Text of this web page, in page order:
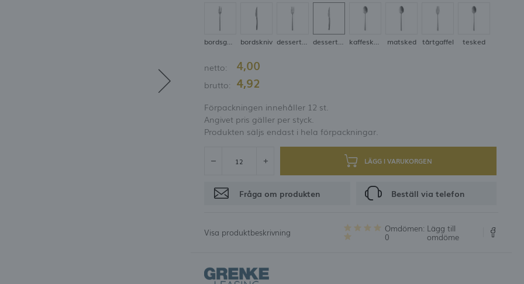
ingen anledning att ange dina uppgifter vid framtida köp
möjlighet att få rabatter och rabattkoder
REGISTRERING
bordsgaffel bordskniv dessertgaffel dessertkniv kaffesked matsked tårtgaffel tesked
netto: 4,00
brutto: 4,92
Förpackningen innehåller 12 st.
Angivet pris gäller per styck.
Produkten säljs endast i hela förpackningar.
LÄGG I VARUKORGEN
Fråga om produkten Beställ via telefon
Visa produktbeskrivning Omdömen:
0
Lägg till
omdöme